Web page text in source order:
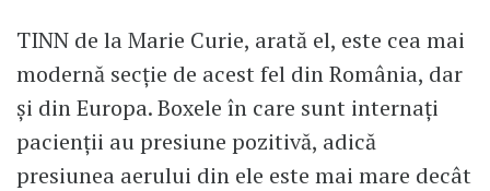
TINN de la Marie Curie, arată el, este cea mai
modernă secție de acest fel din România, dar
și din Europa. Boxele în care sunt internați
pacienții au presiune pozitivă, adică
presiunea aerului din ele este mai mare decât